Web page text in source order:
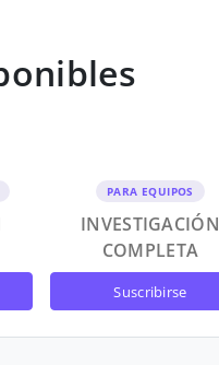
PARA EQUIPOS
INVESTIGACIÓN
COMPLETA
suscribirse